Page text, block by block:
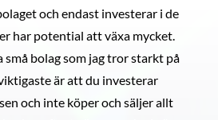
och endast investerar i de
har potential att växa mycket.
små bolag som jag tror starkt på
är att du investerar
och inte köper och säljer allt